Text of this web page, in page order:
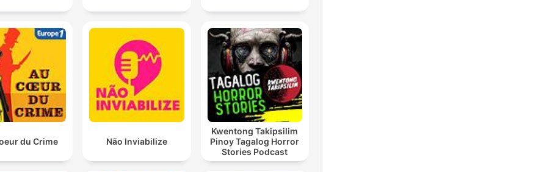
du Crime Não Inviabilize
Kwentong Takipsilim
Pinoy Tagalog Horror
Stories Podcast